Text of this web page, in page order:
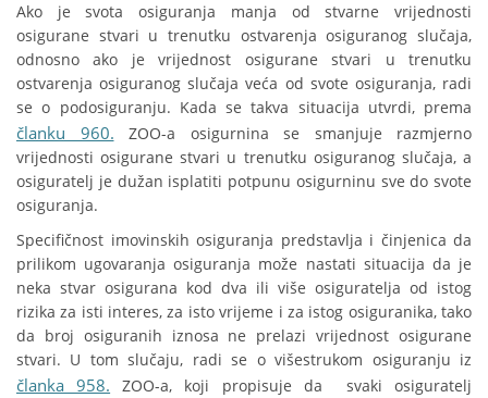
Ako je svota osiguranja manja od stvarne vrijednosti
osigurane stvari u trenutku ostvarenja osiguranog slučaja,
odnosno ako je vrijednost osigurane stvari u trenutku
ostvarenja osiguranog slučaja veća od svote osiguranja, radi
se o podosiguranju. Kada se takva situacija utvrdi, prema
članku 960. ZOO-a osigurnina se smanjuje razmjerno
vrijednosti osigurane stvari u trenutku osiguranog slučaja, a
osiguratelj je dužan isplatiti potpunu osigurninu sve do svote
osiguranja.
Specifičnost imovinskih osiguranja predstavlja i činjenica da
prilikom ugovaranja osiguranja može nastati situacija da je
neka stvar osigurana kod dva ili više osiguratelja od istog
rizika za isti interes, za isto vrijeme i za istog osiguranika, tako
da broj osiguranih iznosa ne prelazi vrijednost osigurane
stvari. U tom slučaju, radi se o višestrukom osiguranju iz
članka 958. ZOO-a, koji propisuje da svaki osiguratelj